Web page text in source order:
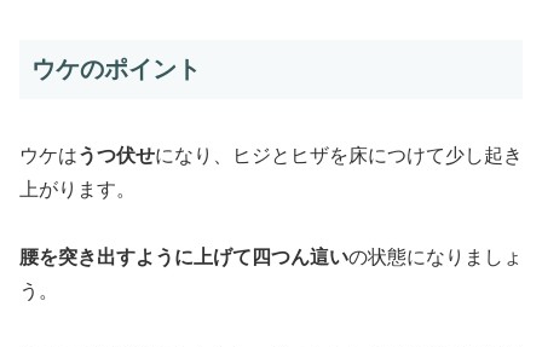
ウケのポイント
ウケはうつ伏せになり、ヒジとヒザを床につけて少し起き
上がります。
腰を突き出すように上げて四つん這いの状態になりましょ
う。